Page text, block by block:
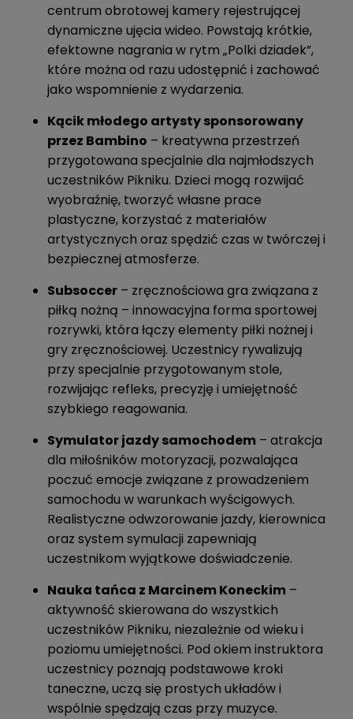
centrum obrotowej kamery rejestrującej
dynamiczne ujęcia wideo. Powstają krótkie,
efektowne nagrania w rytm „Polki dziadek”,
które można od razu udostępnić i zachować
jako wspomnienie z wydarzenia.
Kącik młodego artysty sponsorowany
przez Bambino – kreatywna przestrzeń
przygotowana specjalnie dla najmłodszych
uczestników Pikniku. Dzieci mogą rozwijać
wyobraźnię, tworzyć własne prace
plastyczne, korzystać z materiałów
artystycznych oraz spędzić czas w twórczej i
bezpiecznej atmosferze.
Subsoccer – zręcznościowa gra związana z
piłką nożną – innowacyjna forma sportowej
rozrywki, która łączy elementy piłki nożnej i
gry zręcznościowej. Uczestnicy rywalizują
przy specjalnie przygotowanym stole,
rozwijając refleks, precyzję i umiejętność
szybkiego reagowania.
Symulator jazdy samochodem – atrakcja
dla miłośników motoryzacji, pozwalająca
poczuć emocje związane z prowadzeniem
samochodu w warunkach wyścigowych.
Realistyczne odwzorowanie jazdy, kierownica
oraz system symulacji zapewniają
uczestnikom wyjątkowe doświadczenie.
Nauka tańca z Marcinem Koneckim –
aktywność skierowana do wszystkich
uczestników Pikniku, niezależnie od wieku i
poziomu umiejętności. Pod okiem instruktora
uczestnicy poznają podstawowe kroki
taneczne, uczą się prostych układów i
wspólnie spędzają czas przy muzyce.